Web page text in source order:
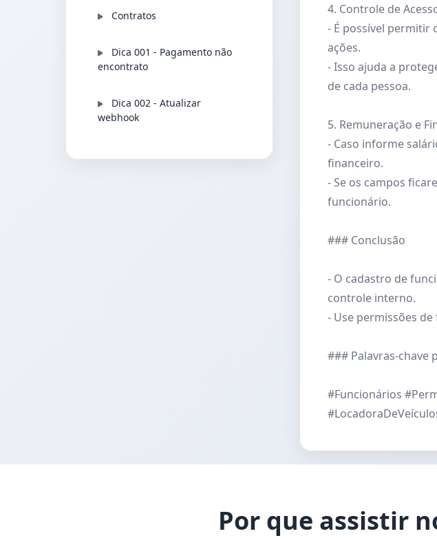
Contratos
Dica 001 - Pagamento não
encontrato
Dica 002 - Atualizar
webhook
4. Controle de
- É possível permitir
ações.
- Isso ajuda a
de cada pessoa.
5. Remuneração e
- Caso informe
financeiro.
- Se os campos
funcionário.
### Conclusão
- O cadastro de
controle interno.
- Use permissões
### Palavras-chave
#Funcionários
Por que assistir